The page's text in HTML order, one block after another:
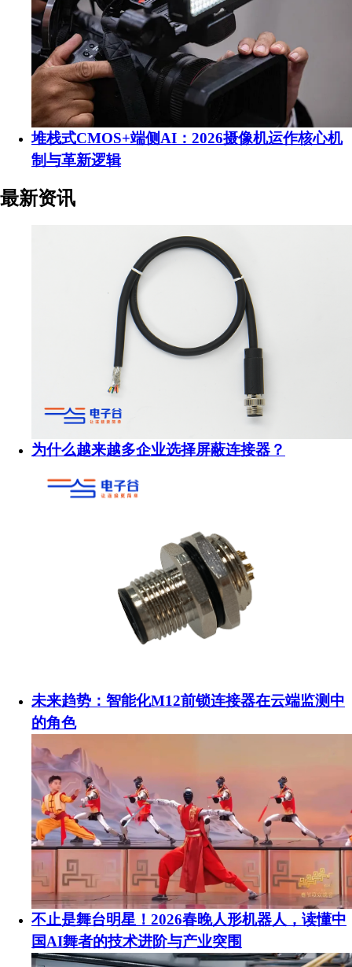
堆栈式CMOS+端侧AI：2026摄像机运作核心机
制与革新逻辑
最新资讯
为什么越来越多企业选择屏蔽连接器？
未来趋势：智能化M12前锁连接器在云端监测中
的角色
不止是舞台明星！2026春晚人形机器人，读懂中
国AI舞者的技术进阶与产业突围